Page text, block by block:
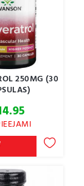
250MG (30